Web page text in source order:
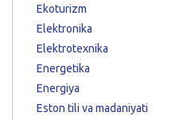
Ekoturizm
Elektronika
Elektrotexnika
Energetika
Energiya
Eston tili va madaniyati